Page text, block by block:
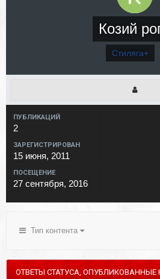
Козий
Стиляга+
ПУБЛИКАЦИЙ
2
ЗАРЕГИСТРИРОВАН
15 июня, 2011
ПОСЕЩЕНИЕ
27 сентября, 2016
Тип контента
ОТВЕТЫ СТАТУСА, ОПУБЛИКОВАННЫЕ